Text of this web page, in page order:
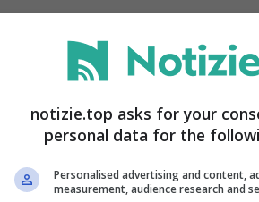
dopo la settima
38′ Suso, 51′ Lamela,
notizie.top asks for your
personal data for the
Personalised advertising and content,
measurement, audience research and